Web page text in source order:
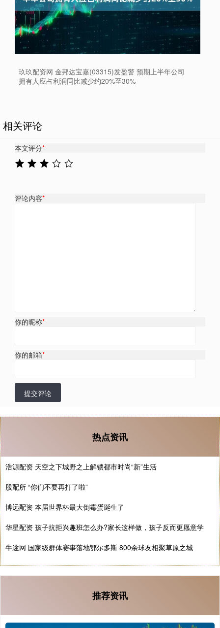
玖玖配资网 金邦达宝嘉(03315)发盈警 预期上半年公司
拥有人应占利润同比减少约20%至30%
相关评论
本文评分*
评论内容*
你的昵称*
你的邮箱*
提交评论
热点资讯
浩源配资 天空之下城野之上解锁都市时尚“新”生活
股配所 “你们不要再打了啦”
博远配资 本届世界杯最大倒霉蛋诞生了
华星配资 孩子抗拒兴趣班怎么办?家长这样做，孩子反而更愿意学
牛途网 国家级群体赛事落地鄂尔多斯 800余球友相聚草原之城
推荐资讯